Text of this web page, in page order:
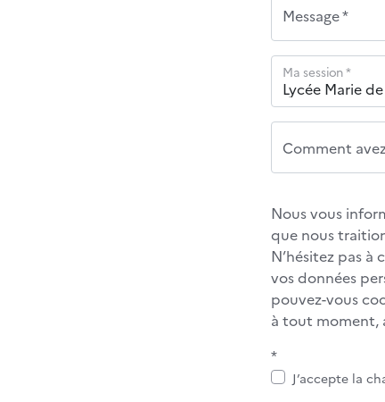
Message *
Ma session *
Comment
Nous vous
que nous
N’hésitez pas
vos données
pouvez-vous
à tout moment,
*
J’accepte la